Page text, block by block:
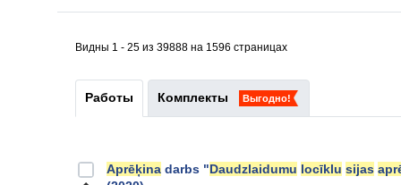
Видны 1 - 25 из 39888 на 1596 страницах
Работы Комплекты Выгодно!
Aprēķina darbs "Daudzlaidumu locīklu sijas